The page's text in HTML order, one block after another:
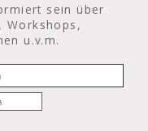
sein über
Workshops,
u.v.m.